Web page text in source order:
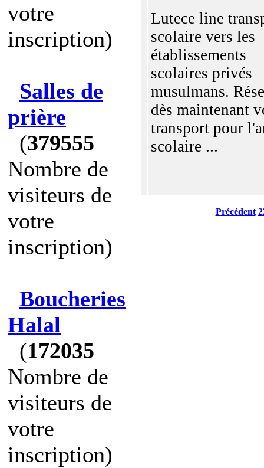
votre
inscription)
Salles de
prière
(379555
Nombre de
visiteurs de
votre
inscription)
Boucheries
Halal
(172035
Nombre de
visiteurs de
votre
inscription)
Lutece line
scolaire vers les
établissements
scolaires privés
musulmans.
dès maintenant
transport pour
scolaire ...
Précédent